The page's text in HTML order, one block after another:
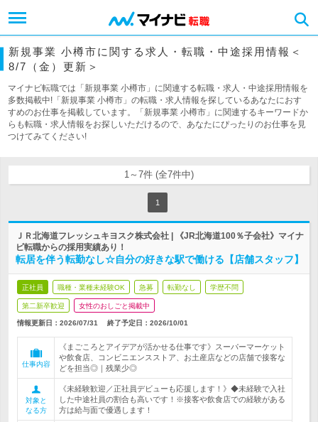
新規事業 小樽市に関する求人・転職・中途採用情報＜
8/7（金）更新＞
マイナビ転職では「新規事業 小樽市」に関連する転職・求人・中途採用情報を
多数掲載中!「新規事業 小樽市」の転職・求人情報を探しているあなたにおす
すめのお仕事を掲載しています。「新規事業 小樽市」に関連するキーワードか
らも転職・求人情報をお探しいただけるので、あなたにぴったりのお仕事を見
つけてみてください!
1～7件 (全7件中)
1
ＪＲ北海道フレッシュキヨスク株式会社 | 《JR北海道100％子会社》マイナ
ビ転職からの採用実績あり！
転居を伴う転勤なし☆自分の好きな駅で働ける【店舗スタッフ】
正社員 職種・業種未経験OK 急募 転勤なし 学歴不問
第二新卒歓迎 女性のおしごと掲載中
情報更新日：2026/07/31 終了予定日： 2026/10/01
仕事内容
《まごころとアイデアが活かせる仕事です》スーパーマーケット
や飲食店、コンビニエンスストア、お土産店などの店舗で接客な
どを担当◎｜残業少◎
対象と
なる方
《未経験歓迎／正社員デビューも応援します！》◆未経験で入社
した中途社員の割合も高いです！※接客や飲食店での経験がある
方は給与面で優遇します！